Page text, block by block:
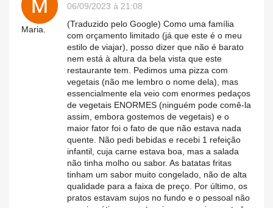
Maria.
06/09/2023 à 21:08
(Traduzido pelo Google) Como uma família
com orçamento limitado (já que este é o meu
estilo de viajar), posso dizer que não é barato
nem está à altura da bela vista que este
restaurante tem. Pedimos uma pizza com
vegetais (não me lembro o nome dela), mas
essencialmente ela veio com enormes pedaços
de vegetais ENORMES (ninguém pode comê-la
assim, embora gostemos de vegetais) e o
maior fator foi o fato de que não estava nada
quente. Não pedi bebidas e recebi 1 refeição
infantil, cuja carne estava boa, mas a salada
não tinha molho ou sabor. As batatas fritas
tinham um sabor muito congelado, não de alta
qualidade para a faixa de preço. Por último, os
pratos estavam sujos no fundo e o pessoal não